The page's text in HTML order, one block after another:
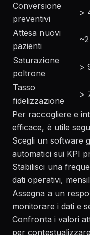
Conversione
preventivi
>
Attesa nuovi
pazienti
Saturazione
poltrone
>
Tasso
fidelizzazione
>
Per raccogliere e
efficace, è utile
Scegli un software
automatici sui KPI
Stabilisci una
dati operativi,
Assegna a un
monitorare i dati e
Confronta i valori
per